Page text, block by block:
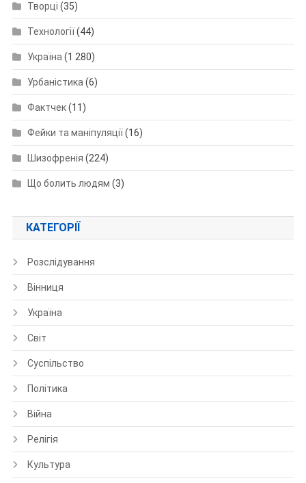
Творці (35)
Технології(44)
Україна (1 280)
Урбаністика (6)
Фактчек(11)
Фейки та маніпуляції(16)
Шизофренія (224)
Що болить людям (3)
КАТЕГОРІЇ
Розслідування
Вінниця
Україна
Світ
Суспільство
Політика
Війна
Релігія
Культура